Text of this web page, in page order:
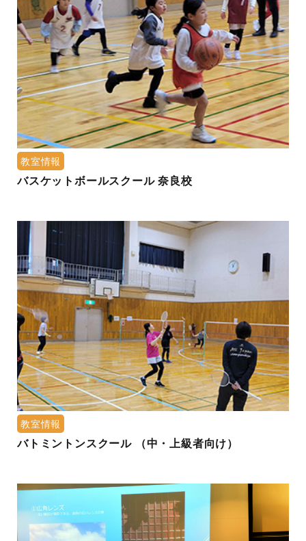
教室情報
バスケットボールスクール 奈良校
教室情報
バトミントンスクール （中・上級者向け）